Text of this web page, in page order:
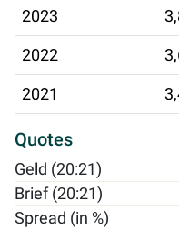
2023
2022
2021
Quotes
Geld (20:21)
Brief (20:21)
Spread (in %)